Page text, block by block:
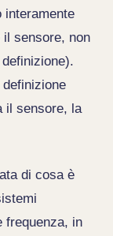
interamente
sensore, non
il sensore, la
di cosa è
frequenza, in